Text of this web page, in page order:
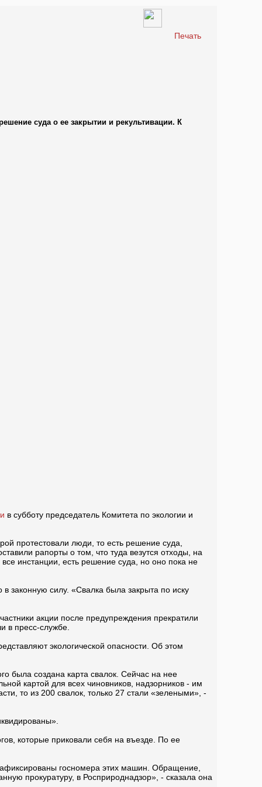
Печать
суда о ее закрытии и рекультивации. К
в субботу председатель Комитета по экологии и
протестовали люди, то есть решение суда,
рапорты о том, что туда везутся отходы, на
инстанции, есть решение суда, но оно пока не
законную силу. «Свалка была закрыта по иску
акции после предупреждения прекратили
в пресс-службе.
экологической опасности. Об этом
была создана карта свалок. Сейчас на нее
картой для всех чиновников, надзорников - им
то из 200 свалок, только 27 стали «зелеными», -
которые приковали себя на въезде. По ее
госномера этих машин. Обращение,
прокуратуру, в Росприроднадзор», - сказала она